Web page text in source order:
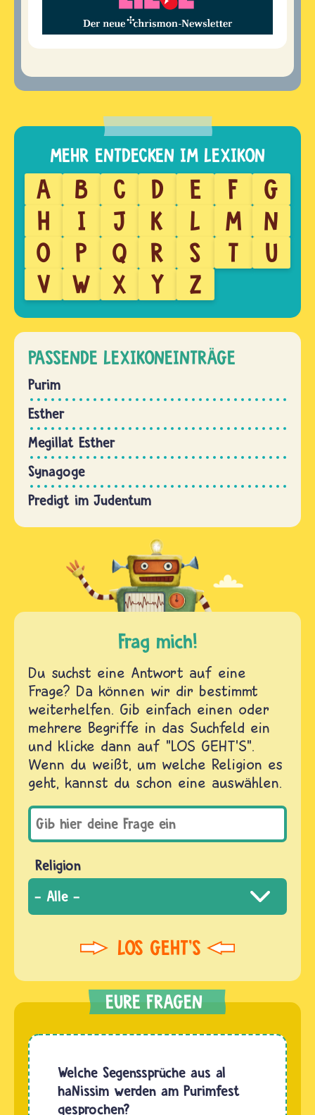
A B C D E F
G
H
I J K L M
N
O
P Q R S T
U
V
W X Y Z
PASSENDE LEXIKONEINTRÄGE
Purim
Esther
Megillat Esther
Synagoge
Predigt im Judentum
Frag mich!
Du suchst eine Antwort auf eine
Frage? Da können wir dir bestimmt
weiterhelfen. Gib einfach einen oder
mehrere Begriffe in das Suchfeld ein
und klicke dann auf "LOS GEHT'S".
Wenn du weißt, um welche Religion es
geht, kannst du schon eine auswählen.
Religion
Welche Segenssprüche aus al
haNissim werden am Purimfest
gesprochen?